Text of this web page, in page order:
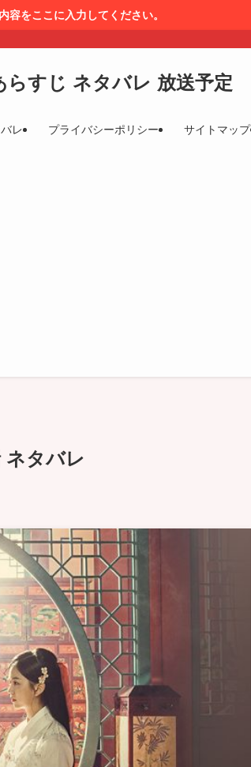
容をここに入力してください。
らすじ ネタバレ 放送予定
レ プライバシーポリシー サイトマップ
ネタバレ